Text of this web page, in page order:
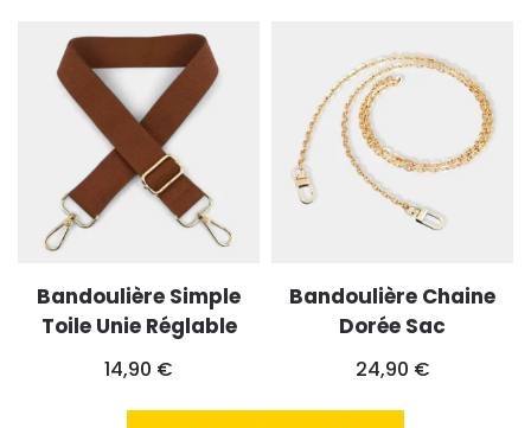
Bandoulière Simple
Toile Unie Réglable
14,90 €
Bandoulière Chaine
Dorée Sac
24,90 €